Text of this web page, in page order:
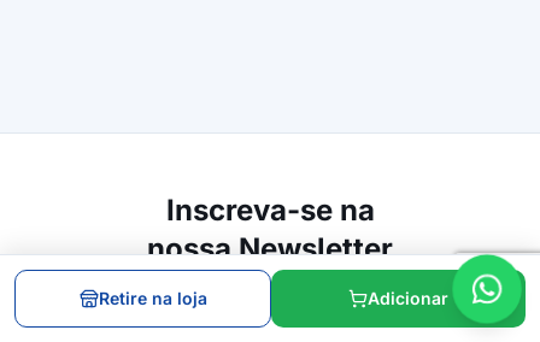
Inscreva-se na
nossa Newsletter
Inscrever
Retire na loja Adicionar